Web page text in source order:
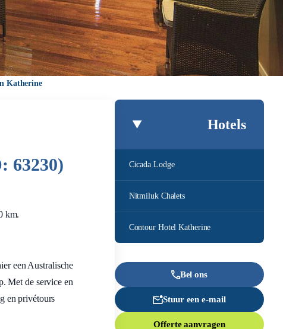
Katherine
Hotels
Cicada Lodge
Nitmiluk Chalets
Contour Hotel Katherine
Bel ons
Stuur een e-mail
Offerte aanvragen
63230)
km.
een Australische
Met de service en
en privétours